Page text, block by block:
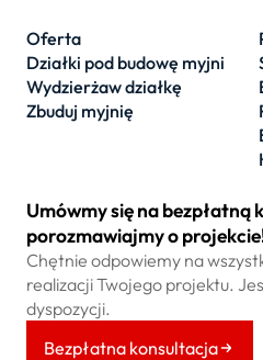
Oferta
Działki pod budowę myjni
Wydzierżaw działkę
Zbuduj myjnię
Umówmy się na bezpłatną
porozmawiajmy o
Chętnie odpowiemy na
realizacji Twojego projektu.
dyspozycji.
Bezpłatna konsultacja